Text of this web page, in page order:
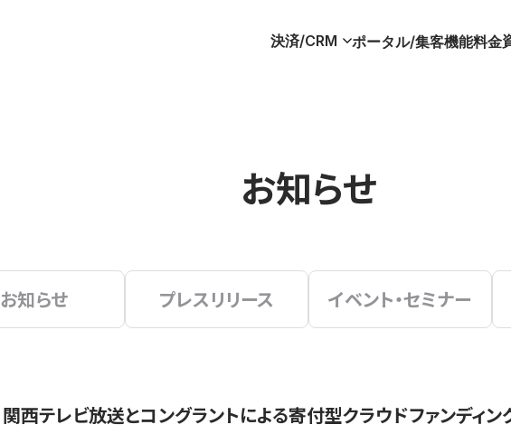
決済/CRM ポータル/集客機能料金
お知らせ
お知らせ プレスリリース イベント・セミナー
関西テレビ放送とコングラントによる寄付型クラウドファンディ